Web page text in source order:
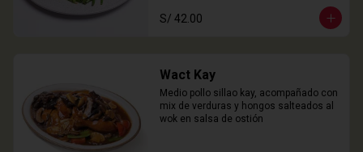
S/ 42.00
Wact Kay
Medio pollo sillao kay, acompañado con
mix de verduras y hongos salteados al
wok en salsa de ostión